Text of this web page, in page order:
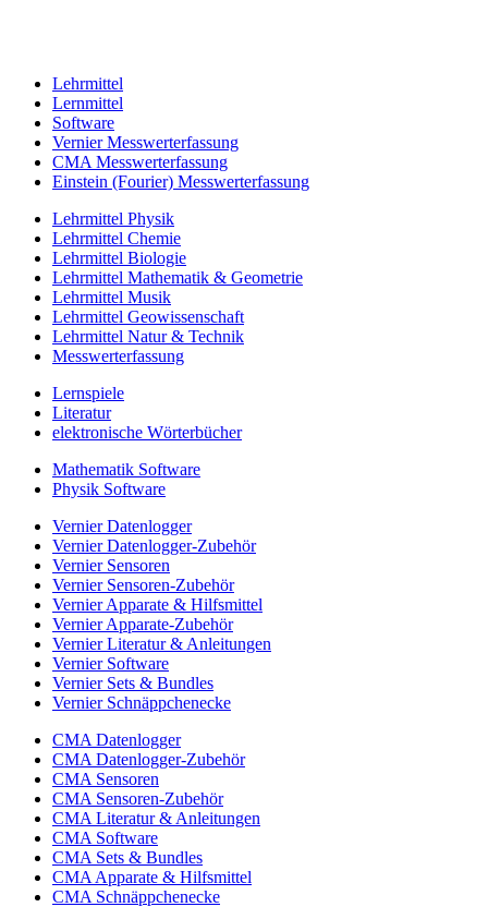
Lehrmittel
Lernmittel
Software
Vernier Messwerterfassung
CMA Messwerterfassung
Einstein (Fourier) Messwerterfassung
Lehrmittel Physik
Lehrmittel Chemie
Lehrmittel Biologie
Lehrmittel Mathematik & Geometrie
Lehrmittel Musik
Lehrmittel Geowissenschaft
Lehrmittel Natur & Technik
Messwerterfassung
Lernspiele
Literatur
elektronische Wörterbücher
Mathematik Software
Physik Software
Vernier Datenlogger
Vernier Datenlogger-Zubehör
Vernier Sensoren
Vernier Sensoren-Zubehör
Vernier Apparate & Hilfsmittel
Vernier Apparate-Zubehör
Vernier Literatur & Anleitungen
Vernier Software
Vernier Sets & Bundles
Vernier Schnäppchenecke
CMA Datenlogger
CMA Datenlogger-Zubehör
CMA Sensoren
CMA Sensoren-Zubehör
CMA Literatur & Anleitungen
CMA Software
CMA Sets & Bundles
CMA Apparate & Hilfsmittel
CMA Schnäppchenecke